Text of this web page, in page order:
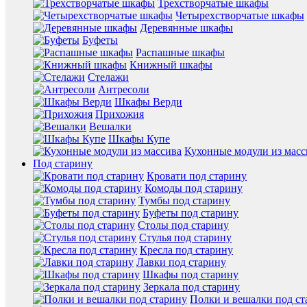
Трехстворчатые шкафы
Четырехстворчатые шкафы
Деревянные шкафы
Буфеты
Распашные шкафы
Книжный шкафы
Стелажи
Антресоли
Шкафы Верди
Прихожия
Вешалки
Шкафы Купе
Кухонные модули из
Под старину
Кровати под старину
Комоды под старину
Тумбы под старину
Буфеты под старину
Столы под старину
Стулья под старину
Кресла под старину
Лавки под старину
Шкафы под старину
Зеркала под старину
Полки и вешалки под